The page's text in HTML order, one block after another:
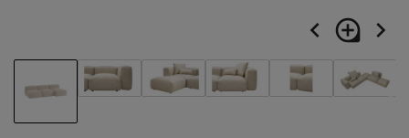
navigate_before loupe navigate_next